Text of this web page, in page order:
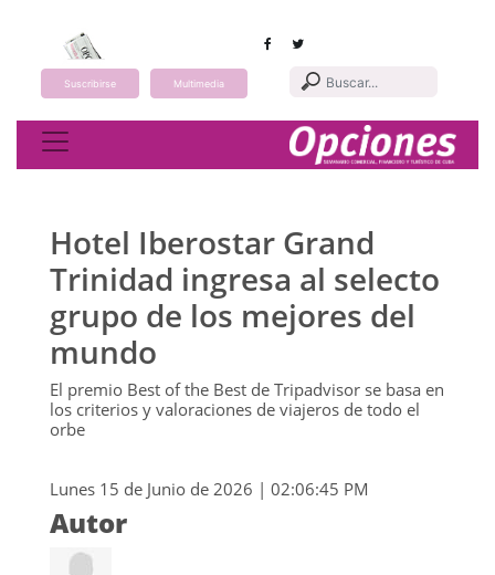
Suscribirse Multimedia
Toggle navigation
Hotel Iberostar Grand
Trinidad ingresa al selecto
grupo de los mejores del
mundo
El premio Best of the Best de Tripadvisor se basa en
los criterios y valoraciones de viajeros de todo el
orbe
Lunes 15 de Junio de 2026 | 02:06:45 PM
Autor